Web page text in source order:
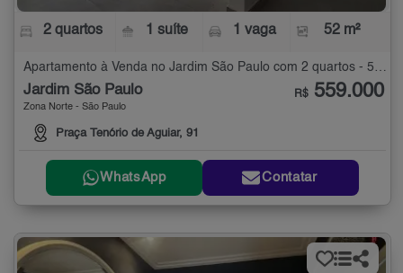
2 quartos 1 suíte 1 vaga 52 m²
Jardim São Paulo
Zona Norte - São Paulo
Praça Tenório de Aguiar, 91
R$ 559.000
WhatsApp Contatar